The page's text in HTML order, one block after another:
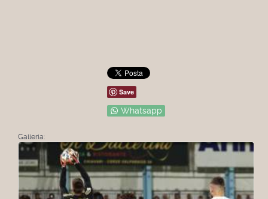
Save
Whatsapp
Galleria: